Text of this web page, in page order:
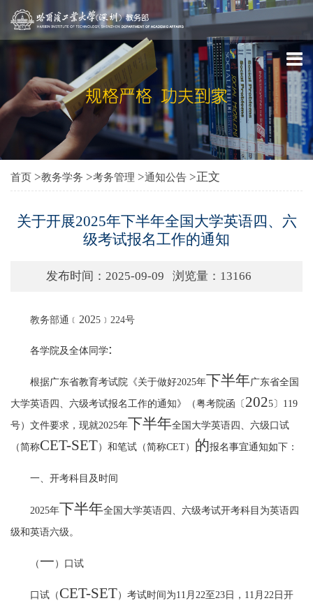
首页 >教务学务 >考务管理 >通知公告 >正文
关于开展2025年下半年全国大学英语四、六
级考试报名工作的通知
发布时间：2025-09-09 浏览量： 13166
教务部通﹝ 2025 ﹞ 224号
各学院及全体同学:
根据广东省教育考试院《关于做好2025年下半年 广东省全国
大学英语四、六级考试报名工作的通知》（粤考院函〔 2025 〕 119
号）文件要求， 现就2025年下半年全国大学英语四、六级口试
（简称CET-SET）和笔试（简称CET） 的报名事宜通知如下：
一、开考科目及时间
2025年下半年全国大学英语四、六级考试开考科目为英语四
级和英语六级。
（ 一 ）口试
口试（ CET-SET）考试时间为11 月 22至23 日， 11 月 22 日开